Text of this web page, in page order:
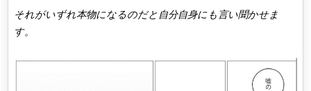
それがいずれ本物になるのだと自分自身にも言い聞かせま
す。